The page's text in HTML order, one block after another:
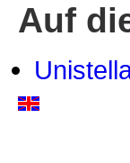
Auf